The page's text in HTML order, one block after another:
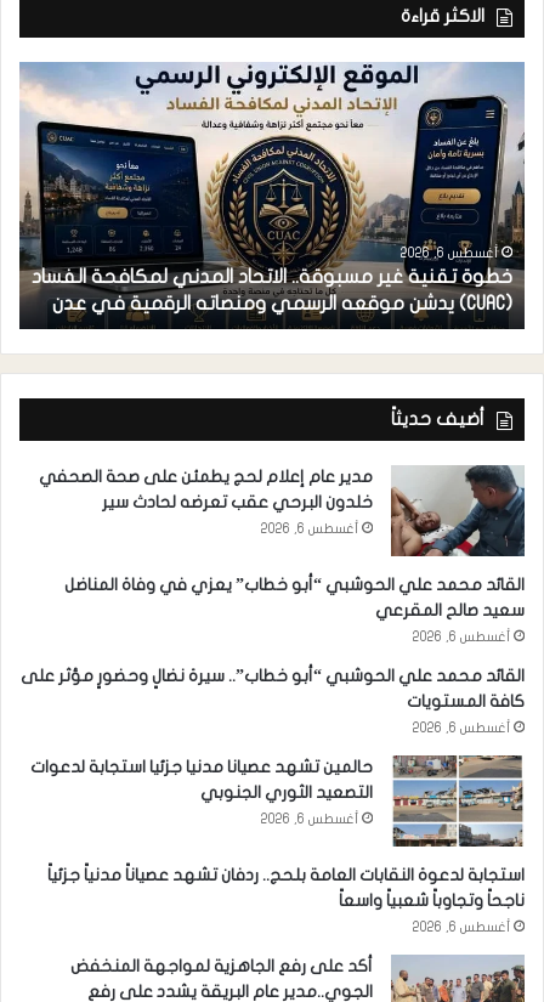
الاكثر قراءة
أغسطس 6, 2026
خطوة تقنية غير مسبوقة.. الاتحاد المدني لمكافحة الفساد
(CUAC) يدشن موقعه الرسمي ومنصاته الرقمية في عدن
أضيف حديثاً
مدير عام إعلام لحج يطمئن على صحة الصحفي
خلدون البرحي عقب تعرضه لحادث سير
أغسطس 6, 2026
القائد محمد علي الحوشبي “أبو خطاب” يعزي في وفاة المناضل
سعيد صالح المقرعي
أغسطس 6, 2026
القائد محمد علي الحوشبي “أبو خطاب”.. سيرة نضالٍ وحضورٍ مؤثر على
كافة المستويات
أغسطس 6, 2026
حالمين تشهد عصيانا مدنيا جزئيا استجابة لدعوات
التصعيد الثوري الجنوبي
أغسطس 6, 2026
استجابة لدعوة النقابات العامة بلحج.. ردفان تشهد عصياناً مدنياً جزئياً
ناجحاً وتجاوباً شعبياً واسعاً
أغسطس 6, 2026
أكد على رفع الجاهزية لمواجهة المنخفض
الجوي..مدير عام البريقة يشدد على رفع